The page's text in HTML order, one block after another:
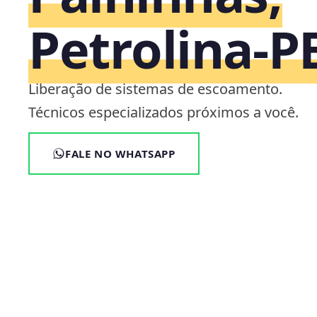
Liberação de sistemas de escoamento.
Técnicos especializados próximos a você.
FALE NO WHATSAPP